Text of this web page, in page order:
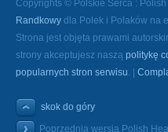
Copyrights © Polskie Serca : Polish
Randkowy dla Polek i Polaków na
Strona jest objęta prawami
strony akceptujesz naszą politykę
popularnych stron serwisu. |
skok do góry
Poprzednia wersja Polish